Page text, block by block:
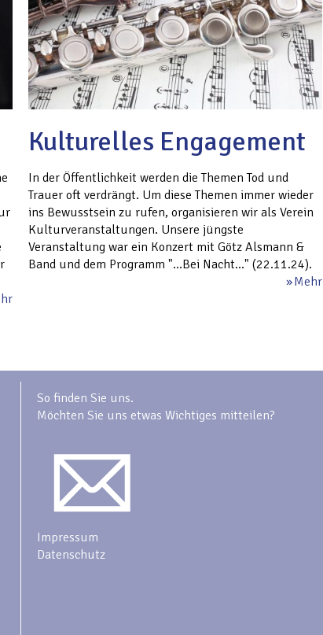
Kulturelles Engagement
In der Öffentlichkeit werden die Themen Tod und
Trauer oft verdrängt. Um diese Themen immer wieder
ins Bewusstsein zu rufen, organisieren wir als Verein
Kulturveranstaltungen. Unsere jüngste
Veranstaltung war ein Konzert mit Götz Alsmann &
Band und dem Programm "...Bei Nacht..." (22.11.24).
Mehr
So finden Sie uns.
Möchten Sie uns etwas Wichtiges mitteilen?
Impressum
Datenschutz